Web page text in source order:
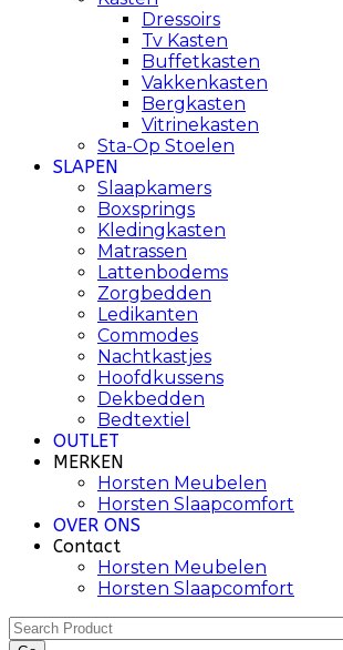
Dressoirs
Tv Kasten
Buffetkasten
Vakkenkasten
Bergkasten
Vitrinekasten
Sta-Op Stoelen
SLAPEN
Slaapkamers
Boxsprings
Kledingkasten
Matrassen
Lattenbodems
Zorgbedden
Ledikanten
Commodes
Nachtkastjes
Hoofdkussens
Dekbedden
Bedtextiel
OUTLET
MERKEN
Horsten Meubelen
Horsten Slaapcomfort
OVER ONS
Contact
Horsten Meubelen
Horsten Slaapcomfort